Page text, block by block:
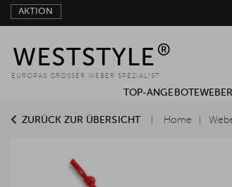
AKTION
EUROPAS GROSSER WEBER SPEZIALIST
TOP-ANGEBOTE
ZURÜCK ZUR ÜBERSICHT Home